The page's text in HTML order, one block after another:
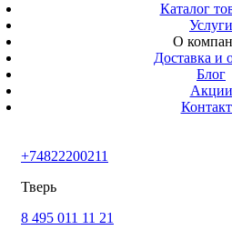
Время работы
Тверь,
Калинина 3
+74822200211 info@mirapark.ru
Каталог товаров
Игровое оборудование
Каталог
Услуги
О
Доставка и
Блог
Акции
+74822200211
Тверь
8 495 011 11 21